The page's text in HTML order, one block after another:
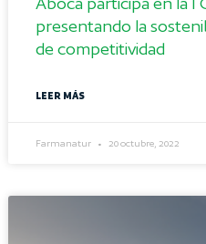
presentando la
de competitividad
LEER MÁS
Farmanatur 20 octubre, 2022